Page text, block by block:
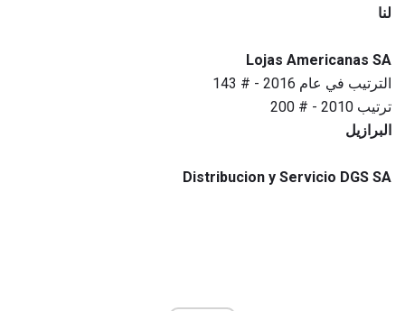
لنا
Lojas Americanas SA
الترتيب في عام 2016 - # 143
ترتيب 2010 - # 200
البرازيل
Distribucion y Servicio DGS SA